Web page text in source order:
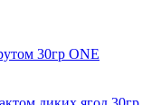
30гр ONE